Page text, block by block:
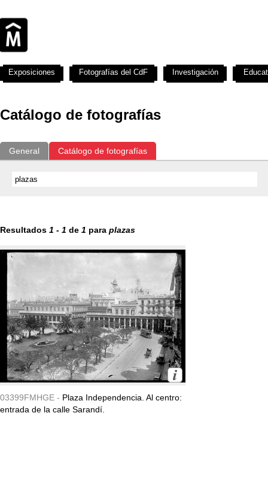
Catálogo de fotografías
General Catálogo de fotografías
Resultados 1 - 1 de 1 para plazas
03399FMHGE - Plaza Independencia. Al centro:
entrada de la calle Sarandí.
Exposiciones Fotografías del CdF Investigación